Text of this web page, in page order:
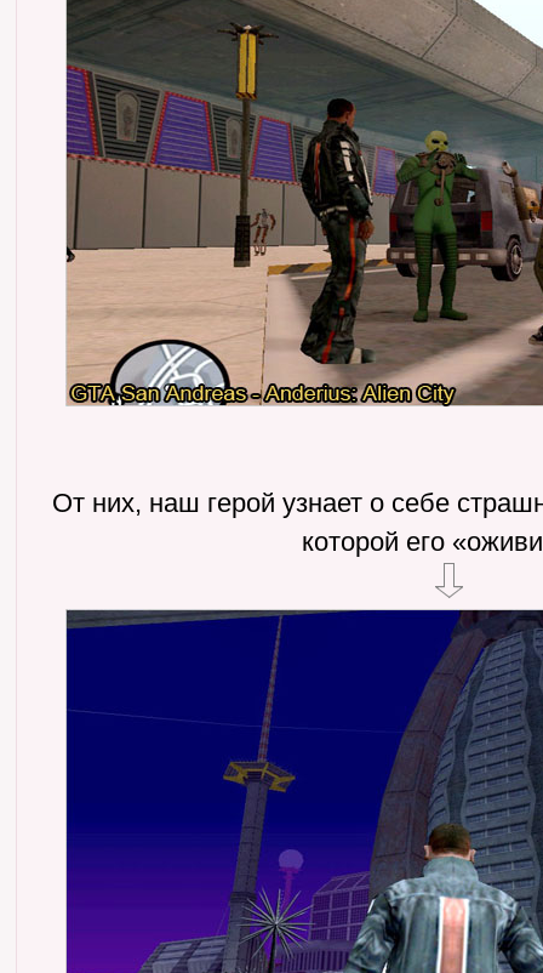
От них, наш герой узнает о себе
которой его